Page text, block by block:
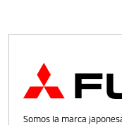
Somos la marca